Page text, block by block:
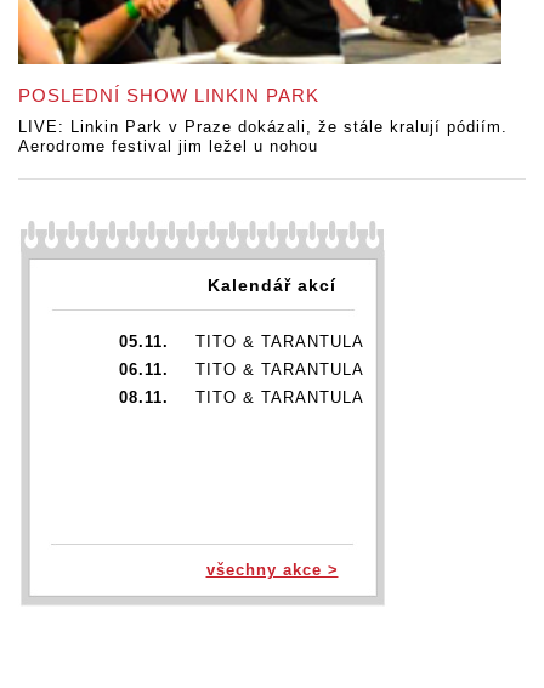
POSLEDNÍ SHOW LINKIN PARK
LIVE: Linkin Park v Praze dokázali, že stále kralují pódiím.
Aerodrome festival jim ležel u nohou
Kalendář akcí
05.11.
TITO & TARANTULA
06.11.
TITO & TARANTULA
08.11.
TITO & TARANTULA
všechny akce >